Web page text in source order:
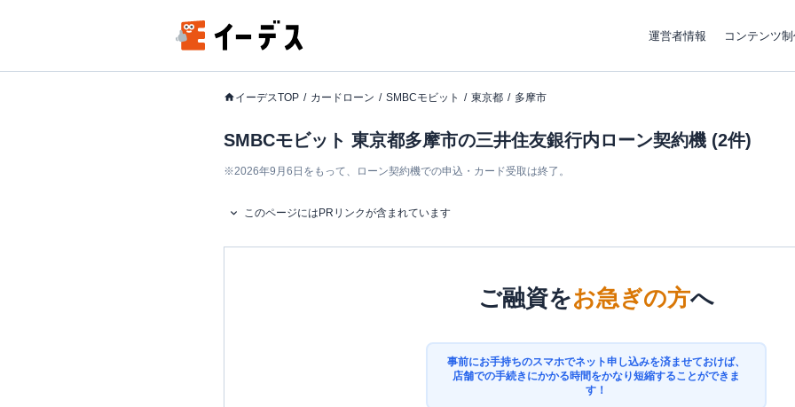
運営者情報 コンテンツ
イーデスTOP カードローン SMBCモビット 東京都 多摩市
SMBCモビット 東京都多摩市の三井住友銀行内ローン契約機 (2件)
※2026年9月6日をもって、ローン契約機での申込・カード受取は終了。
このページにはPRリンクが含まれています
ご融資をお急ぎの方へ
事前にお手持ちのスマホでネット申し込みを済ませておけば、
店舗での手続きにかかる時間をかなり短縮することができま
す！